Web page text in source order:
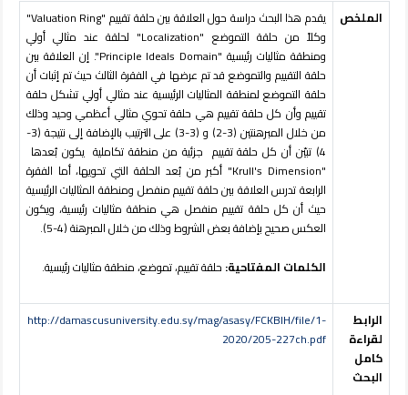
الملخص
يقدم هذا البحث دراسة حول العلاقة بين حلقة تقييم "Valuation Ring"
وكلاً من حلقة التموضع "Localization" لحلقة عند مثالي أولي
ومنطقة مثاليات رئيسية "Principle Ideals Domain". إن العلاقة بين
حلقة التقييم والتموضع قد تم عرضها في الفقرة الثالث حيث تم إثبات أن
حلقة التموضع لمنطقة المثاليات الرئيسية عند مثالي أولي تشكل حلقة
تقييم وأن كل حلقة تقييم هي حلقة تحوي مثالي أعظمي وحيد وذلك
من خلال المبرهنتين (3-2) و (3-3) على الترتيب بالإضافة إلى نتيجة (3-
4) تبيّن أن كل حلقة تقييم جزئية من منطقة تكاملية يكون بُعدها
"Krull's Dimension" أكبر من بُعد الحلقة التي تحويها، أما الفقرة
الرابعة تدرس العلاقة بين حلقة تقييم منفصل ومنطقة المثاليات الرئيسية
حيث أن كل حلقة تقييم منفصل هي منطقة مثاليات رئيسية، ويكون
العكس صحيح بإضافة بعض الشروط وذلك من خلال المبرهنة (4-5).
الكلمات المفتاحية: حلقة تقييم، تموضع، منطقة مثاليات رئيسية.
الرابط
لقراءة
كامل
البحث
http://damascusuniversity.edu.sy/mag/asasy/FCKBIH/file/1-
2020/205-227ch.pdf